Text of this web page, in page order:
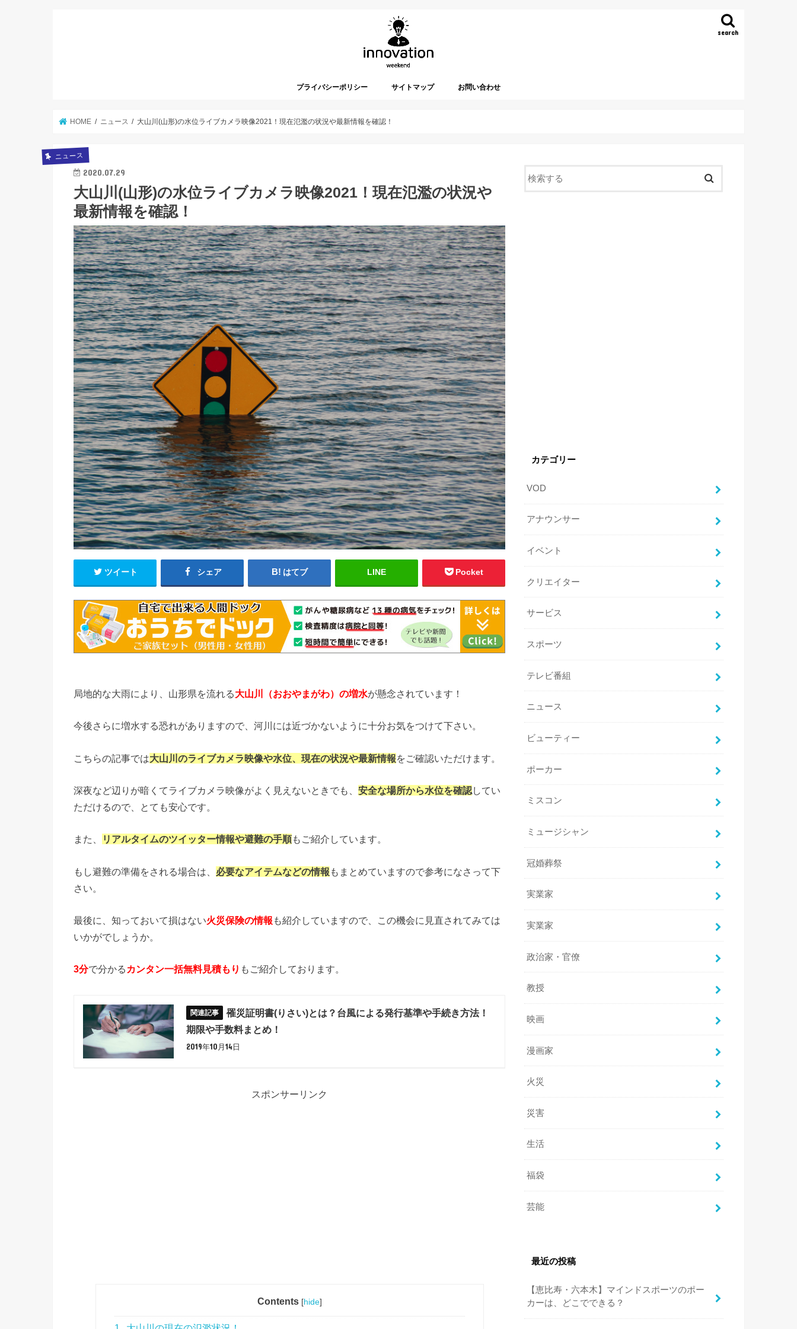
search
プライバシーポリシー サイトマップ お問い合わせ
HOME ニュース 大山川(山形)の水位ライブカメラ映像2021！現在氾濫の状況や最新情報を確認！
ニュース
2020.07.29
大山川(山形)の水位ライブカメラ映像2021！現在氾濫の状況や
最新情報を確認！
ツイート シェア はてブ LINE Pocket
局地的な大雨により、山形県を流れる大山川 （おおやまがわ）の増水が懸念されています！
今後さらに増水する恐れがありますので、河川には近づかないように十分お気をつけて下さい。
こちらの記事では大山川のライブカメラ映像や水位、現在の状況や最新情報をご確認いただけます。
深夜など辺りが暗くてライブカメラ映像がよく見えないときでも、 安全な場所から水位を確認してい
ただけるので、とても安心です。
また、 リアルタイムのツイッター情報や避難の手順もご紹介しています。
もし避難の準備をされる場合は、 必要なアイテムなどの情報 もまとめていますので参考になさって下
さい。
最後に、知っておいて損はない火災保険の情報 も紹介していますので、この機会に見直されてみては
いかがでしょうか。
3分で分かる カンタン一括無料見積もり もご紹介しております。
罹災証明書(りさい)とは？台風による発行基準や手続き方法！
期限や手数料まとめ！
2019年10月14日
スポンサーリンク
Contents [hide]
カテゴリー
VOD
アナウンサー
イベント
クリエイター
サービス
スポーツ
テレビ番組
ニュース
ビューティー
ポーカー
ミスコン
ミュージシャン
冠婚葬祭
実業家
実業家
政治家・官僚
教授
映画
漫画家
火災
災害
生活
福袋
芸能
最近の投稿
【恵比寿・六本木】マインドスポーツのポー
カーは、どこでできる？